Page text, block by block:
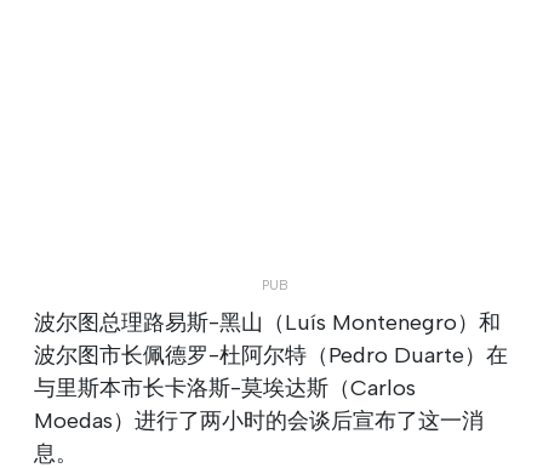
波尔图总理路易斯-黑山（Luís Montenegro）和
波尔图市长佩德罗-杜阿尔特（Pedro Duarte）在
与里斯本市长卡洛斯-莫埃达斯（Carlos
Moedas）进行了两小时的会谈后宣布了这一消
息。